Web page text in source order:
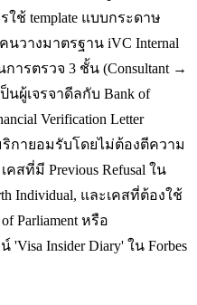
ใช้ template แบบกระดาษ
วางมาตรฐาน iVC Internal
การตรวจ 3 ชั้น (Consultant →
นผู้เจรจาดีลกับ Bank of
Verification Letter
กายอมรับโดยไม่ต้องตีความ
คสที่มี Previous Refusal ใน
Individual, และเคสที่ต้องใช้
Parliament หรือ
Insider Diary' ใน Forbes